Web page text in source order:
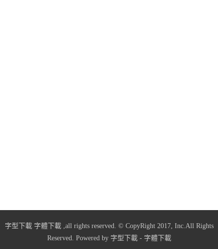
字型下載 字體下載,all rights reserved. © CopyRight 2017, Inc.All Rights
Reserved. Powered by 字型下載- 字體下載